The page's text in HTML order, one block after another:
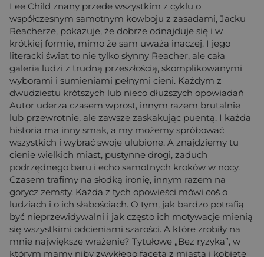
Lee Child znany przede wszystkim z cyklu o
współczesnym samotnym kowboju z zasadami, Jacku
Reacherze, pokazuje, że dobrze odnajduje się i w
krótkiej formie, mimo że sam uważa inaczej. I jego
literacki świat to nie tylko słynny Reacher, ale cała
galeria ludzi z trudną przeszłością, skomplikowanymi
wyborami i sumieniami pełnymi cieni. Każdym z
dwudziestu krótszych lub nieco dłuższych opowiadań
Autor uderza czasem wprost, innym razem brutalnie
lub przewrotnie, ale zawsze zaskakując puentą. I każda
historia ma inny smak, a my możemy spróbować
wszystkich i wybrać swoje ulubione. A znajdziemy tu
cienie wielkich miast, pustynne drogi, zaduch
podrzędnego baru i echo samotnych kroków w nocy.
Czasem trafimy na słodką ironię, innym razem na
gorycz zemsty. Każda z tych opowieści mówi coś o
ludziach i o ich słabościach. O tym, jak bardzo potrafią
być nieprzewidywalni i jak często ich motywacje mienią
się wszystkimi odcieniami szarości. A które zrobiły na
mnie największe wrażenie? Tytułowe „Bez ryzyka”, w
którym mamy niby zwykłego faceta z miasta i kobietę